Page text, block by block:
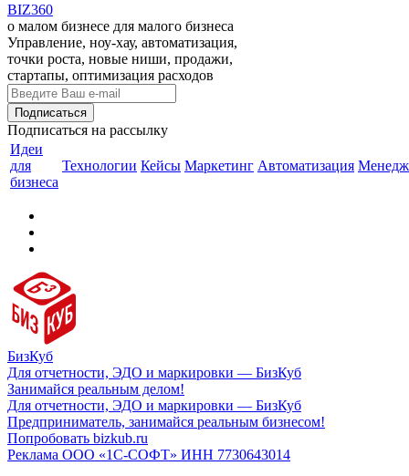
BIZ360
о малом бизнесе для малого бизнеса
Управление, ноу-хау, автоматизация,
точки роста, новые ниши, продажи,
стартапы, оптимизация расходов
Подписаться на рассылку
Идеи
для
бизнеса
Технологии Кейсы Маркетинг Автоматизация
БизКуб
Для отчетности, ЭДО и маркировки — БизКуб
Занимайся реальным делом!
Для отчетности, ЭДО и маркировки — БизКуб
Предприниматель, занимайся реальным бизнесом!
Попробовать bizkub.ru
Реклама ООО «1С-СОФТ» ИНН 7730643014